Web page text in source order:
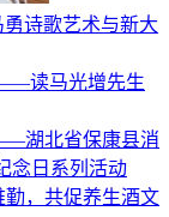
诗歌艺术与新大
读马光增先生
湖北省保康县消
念日系列活动
，共促养生酒文